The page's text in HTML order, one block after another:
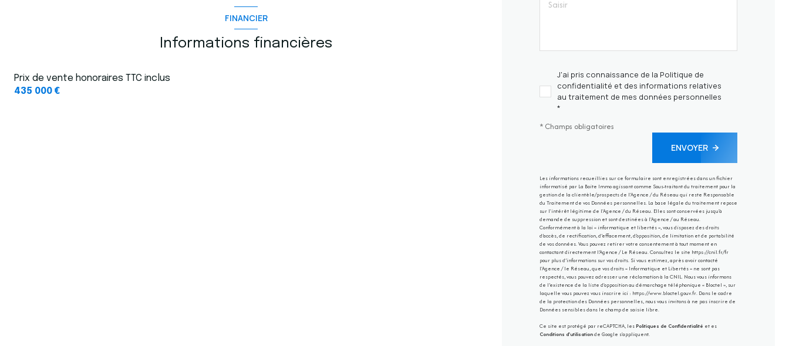
FINANCIER
Informations financières
Prix de vente honoraires TTC inclus
435 000 €
J'ai pris connaissance de la Politique de
confidentialité et des informations relatives
au traitement de mes données personnelles
*
* Champs obligatoires
ENVOYER
Les informations recueillies sur ce formulaire sont enregistrées dans un fichier
informatisé par La Boite Immo agissant comme Sous-traitant du traitement pour la
gestion de la clientèle/prospects de l'Agence / du Réseau qui reste Responsable
du Traitement de vos Données personnelles. La base légale du traitement repose
sur l'intérêt légitime de l'Agence / du Réseau. Elles sont conservées jusqu'à
demande de suppression et sont destinées à l'Agence / au Réseau.
Conformément à la loi « informatique et libertés », vous disposez des droits
d’accès, de rectification, d’effacement, d’opposition, de limitation et de portabilité
de vos données. Vous pouvez retirer votre consentement à tout moment en
contactant directement l’Agence / Le Réseau. Consultez le site https://cnil.fr/fr
pour plus d’informations sur vos droits. Si vous estimez, après avoir contacté
l'Agence / le Réseau, que vos droits « Informatique et Libertés » ne sont pas
respectés, vous pouvez adresser une réclamation à la CNIL. Nous vous informons
de l’existence de la liste d'opposition au démarchage téléphonique « Bloctel », sur
laquelle vous pouvez vous inscrire ici : https://www.bloctel.gouv.fr. Dans le cadre
de la protection des Données personnelles, nous vous invitons à ne pas inscrire de
Données sensibles dans le champ de saisie libre.
Ce site est protégé par reCAPTCHA, lesPolitiques de Confidentialité et es
Conditions d'utilisationde Google s'appliquent.